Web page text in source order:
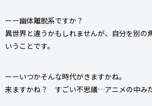
ーー幽体離脱系ですか？
異世界と違うかもしれませんが、自分を別の
いうことです。
ーーいつかそんな時代がきますかね。
来ますかね？ すごい不思議…アニメの中み